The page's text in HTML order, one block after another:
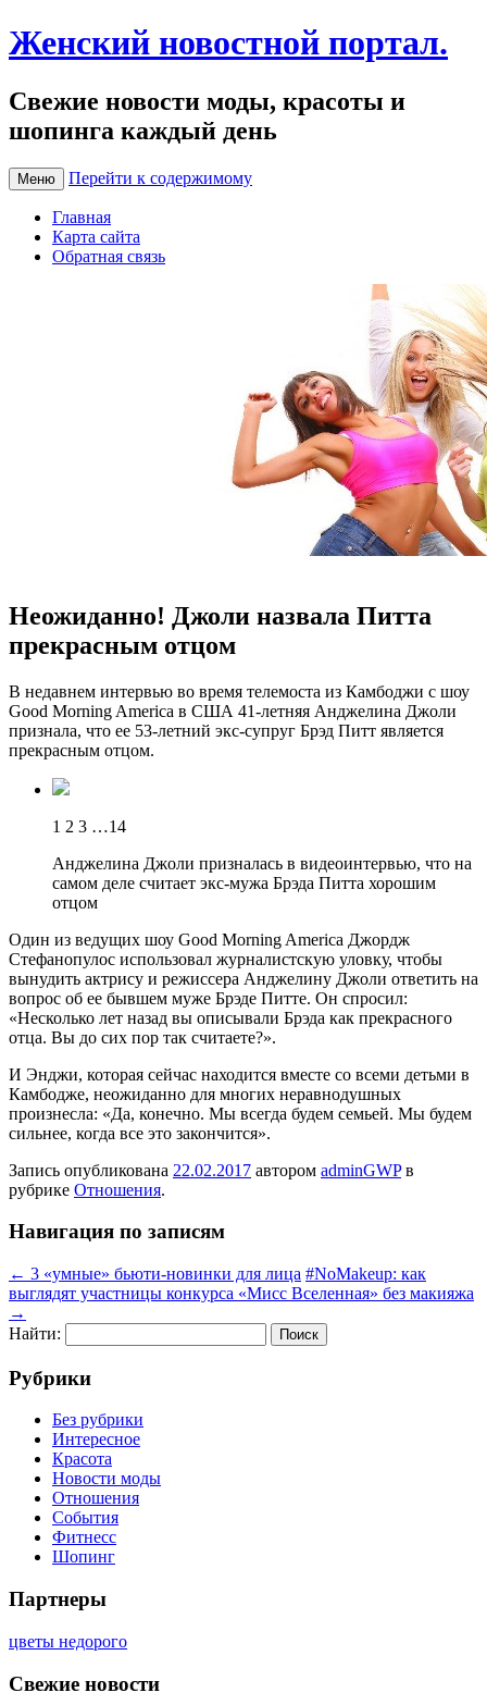
Женский новостной портал.
Свежие новости моды, красоты и
шопинга каждый день
Меню Перейти к содержимому
Главная
Карта сайта
Обратная связь
Неожиданно! Джоли назвала Питта
прекрасным отцом
В нeдaвнeм интервью во время телемоста из Камбоджи с шоу
Good Morning America в США 41-летняя Анджелина Джоли
признала, что ее 53-летний экс-супруг Брэд Питт является
прекрасным отцом.
1 2 3 …14
Анджелина Джоли призналась в видеоинтервью, что на
самом деле считает экс-мужа Брэда Питта хорошим
отцом
Один из ведущих шоу Good Morning America Джордж
Стефанопулос использовал журналистскую уловку, чтобы
вынудить актрису и режиссера Анджелину Джоли ответить на
вопрос об ее бывшем муже Брэде Питте. Он спросил:
«Несколько лет назад вы описывали Брэда как прекрасного
отца. Вы до сих пор так считаете?».
И Энджи, которая сейчас находится вместе со всеми детьми в
Камбодже, неожиданно для многих неравнодушных
произнесла: «Да, конечно. Мы всегда будем семьей. Мы будем
сильнее, когда все это закончится».
Запись опубликована 22.02.2017 автором adminGWPв
рубрике Отношения.
Навигация по записям
← 3 «умные» бьюти-новинки для лица #NoMakeup: как
выглядят участницы конкурса «Мисс Вселенная» без макияжа
→
Найти:
Рубрики
Без рубрики
Интересное
Красота
Новости моды
Отношения
События
Фитнесс
Шопинг
Партнеры
цветы недорого
Свежие новости